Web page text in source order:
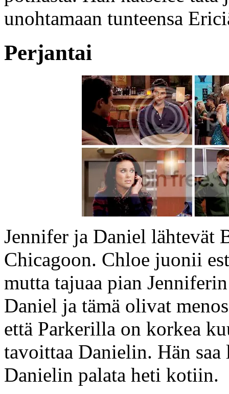
unohtamaan tunteensa
Perjantai
Jennifer ja Daniel lähtevät
Chicagoon. Chloe juonii
mutta tajuaa pian
Daniel ja tämä olivat
että Parkerilla on korkea
tavoittaa Danielin. Hän
Danielin palata heti kotiin.